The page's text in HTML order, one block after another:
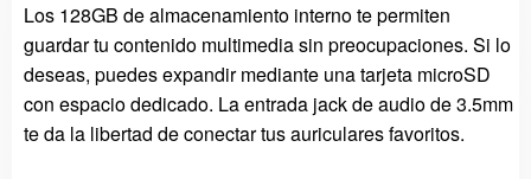
Los 128GB de almacenamiento interno te permiten
guardar tu contenido multimedia sin preocupaciones. Si lo
deseas, puedes expandir mediante una tarjeta microSD
con espacio dedicado. La entrada jack de audio de 3.5mm
te da la libertad de conectar tus auriculares favoritos.